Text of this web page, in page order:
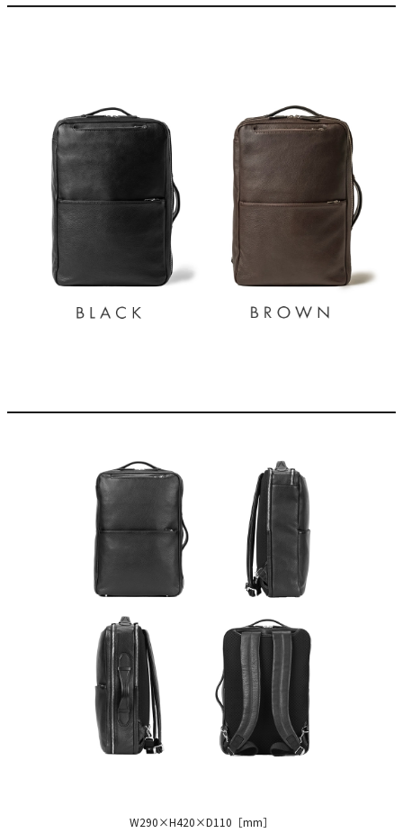
W290×H420×D110［mm］